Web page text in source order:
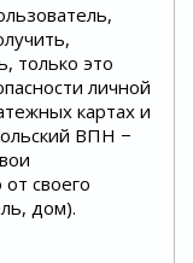
только это
личной
картах и
ВПН −
своего
дом).